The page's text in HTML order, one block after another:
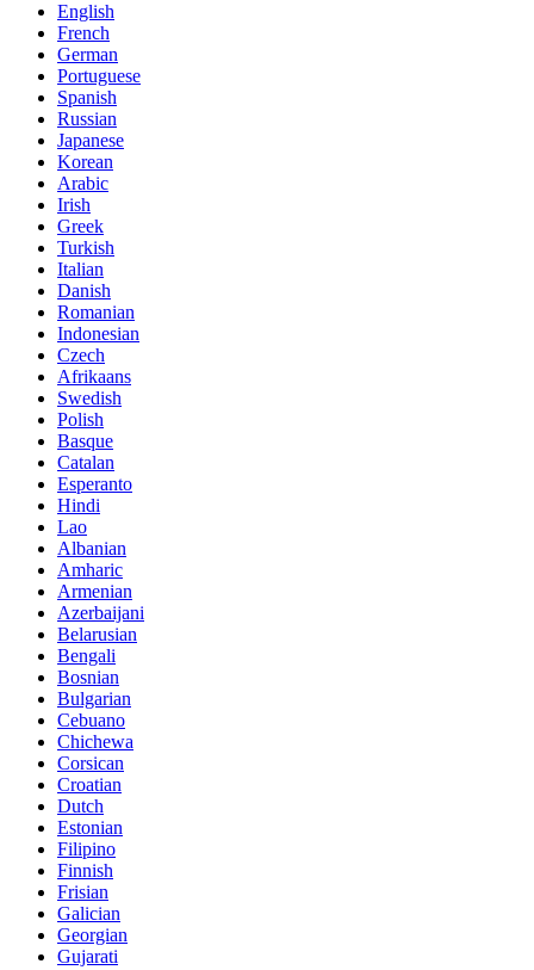
English
French
German
Portuguese
Spanish
Russian
Japanese
Korean
Arabic
Irish
Greek
Turkish
Italian
Danish
Romanian
Indonesian
Czech
Afrikaans
Swedish
Polish
Basque
Catalan
Esperanto
Hindi
Lao
Albanian
Amharic
Armenian
Azerbaijani
Belarusian
Bengali
Bosnian
Bulgarian
Cebuano
Chichewa
Corsican
Croatian
Dutch
Estonian
Filipino
Finnish
Frisian
Galician
Georgian
Gujarati